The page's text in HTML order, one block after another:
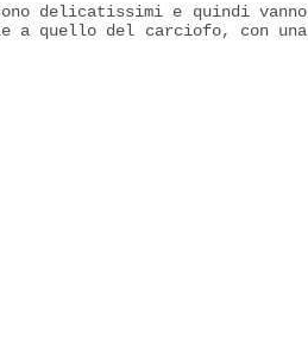
delicatissimi e quindi vanno
a quello del carciofo, con una